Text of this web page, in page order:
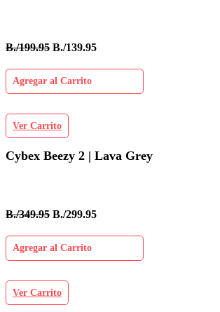
B./199.95 B./139.95
Agregar al Carrito
Ver Carrito
Cybex Beezy 2 | Lava Grey
B./349.95 B./299.95
Agregar al Carrito
Ver Carrito